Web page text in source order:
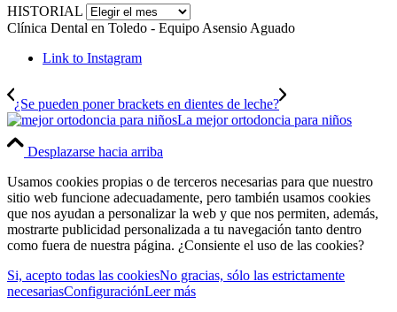
HISTORIAL
Clínica Dental en Toledo - Equipo Asensio Aguado
Link to Instagram
¿Se pueden poner brackets en dientes de leche?
La mejor ortodoncia para niños
Desplazarse hacia arriba
Usamos cookies propias o de terceros necesarias para que nuestro
sitio web funcione adecuadamente, pero también usamos cookies
que nos ayudan a personalizar la web y que nos permiten, además,
mostrarte publicidad personalizada a tu navegación tanto dentro
como fuera de nuestra página. ¿Consiente el uso de las cookies?
Si, acepto todas las cookiesNo gracias, sólo las estrictamente
necesariasConfiguraciónLeer más